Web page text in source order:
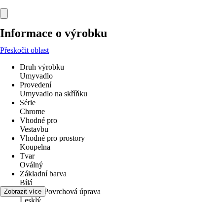
Informace o výrobku
Přeskočit oblast
Druh výrobku
Umyvadlo
Provedení
Umyvadlo na skříňku
Série
Chrome
Vhodné pro
Vestavbu
Vhodné pro prostory
Koupelna
Tvar
Oválný
Základní barva
Bílá
Povrch/Povrchová úprava
Lesklý
Zobrazit více